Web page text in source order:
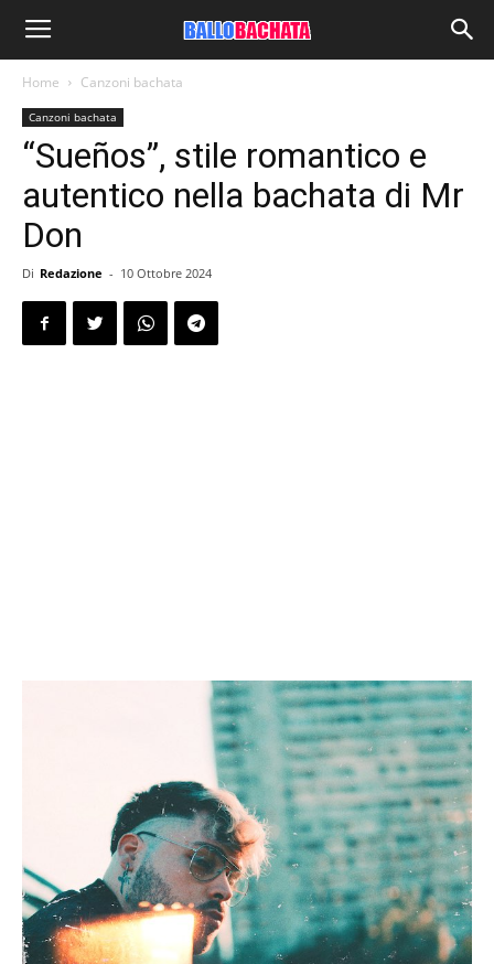
Home Canzoni bachata
Canzoni bachata
“Sueños”, stile romantico e
autentico nella bachata di Mr
Don
Di Redazione - 10 Ottobre 2024